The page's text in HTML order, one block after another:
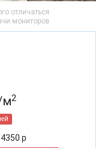
отличаться
мониторов
м2
4350 р